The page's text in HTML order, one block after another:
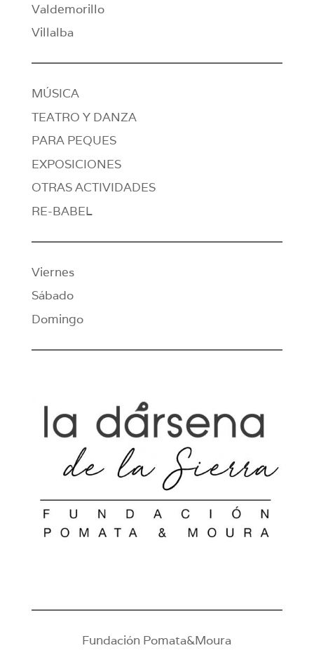
Valdemorillo
Villalba
MÚSICA
TEATRO Y DANZA
PARA PEQUES
EXPOSICIONES
OTRAS ACTIVIDADES
RE-BABEL
Viernes
Sábado
Domingo
Fundación Pomata&Moura